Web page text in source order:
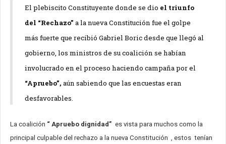
El plebiscito Constituyente donde se dio el triunfo
del “Rechazo” a la nueva Constitución fue el golpe
más fuerte que recibió Gabriel Boric desde que llegó al
gobierno, los ministros de su coalición se habían
involucrado en el proceso haciendo campaña por el
“Apruebo”, aún sabiendo que las encuestas eran
desfavorables.
La coalición “ Apruebo dignidad” es vista para muchos como la
principal culpable del rechazo a la nueva Constitución , estos tenían